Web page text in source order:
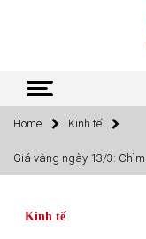
TOP
Home Kinh tế
Giá vàng ngày 13/3:
Kinh tế